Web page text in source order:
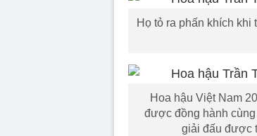
Họ tỏ ra phấn khích
Hoa hậu Việt Nam
được đồng hành
giải đấu được